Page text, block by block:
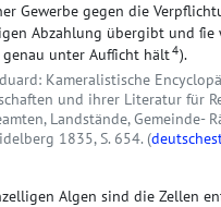
Gewerbe gegen die
Abzahlung übergibt und ſie
unter Aufſicht hält4).
Kameralistische
und ihrer Literatur für
Landstände, Gemeinde-
1835, S. 654. (
Algen sind die Zellen